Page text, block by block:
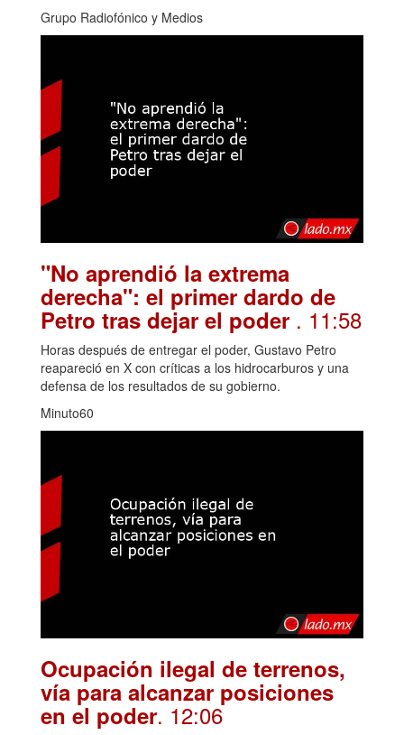
Grupo Radiofónico y Medios
"No aprendió la extrema
derecha": el primer dardo de
Petro tras dejar el poder . 11:58
Horas después de entregar el poder, Gustavo Petro
reapareció en X con críticas a los hidrocarburos y una
defensa de los resultados de su gobierno.
Minuto60
Ocupación ilegal de terrenos,
vía para alcanzar posiciones
en el poder. 12:06